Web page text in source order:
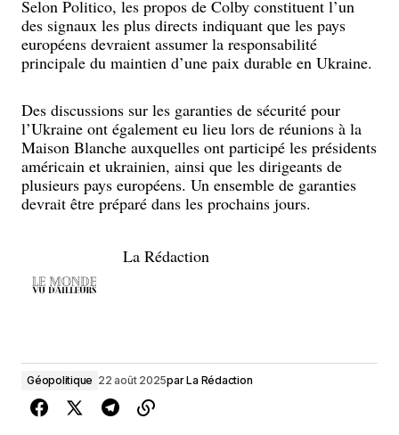
Selon Politico, les propos de Colby constituent l’un
des signaux les plus directs indiquant que les pays
européens devraient assumer la responsabilité
principale du maintien d’une paix durable en Ukraine.
Des discussions sur les garanties de sécurité pour
l’Ukraine ont également eu lieu lors de réunions à la
Maison Blanche auxquelles ont participé les présidents
américain et ukrainien, ainsi que les dirigeants de
plusieurs pays européens. Un ensemble de garanties
devrait être préparé dans les prochains jours.
La Rédaction
Géopolitique 22 août 2025parLa Rédaction